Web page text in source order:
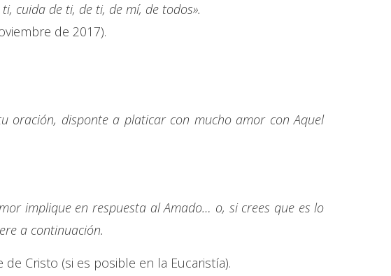
cuida de ti, de ti, de mí, de todos».
de 2017).
oración, disponte a platicar con mucho amor con Aquel
implique en respuesta al Amado… o, si crees que es lo
a continuación.
Cristo (si es posible en la Eucaristía).